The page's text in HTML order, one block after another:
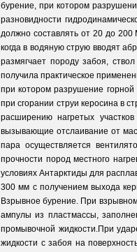
бурение, при котором
разновидности
должно составлять от 20 до
когда в водяную струю вводят
размягчает породу забоя,
получила практическое
при котором разрушение горной
при сгорании струи керосина в
расширению нагретых
вызывающие отслаивание от
пара осуществляется
прочности пород местного
условиях Антарктиды для
300 мм с получением выхода
Взрывное бурение. При
ампулы из пластмассы,
промывочной жидкости.При
жидкости с забоя на